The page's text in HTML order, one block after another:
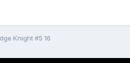
Knight #5 16